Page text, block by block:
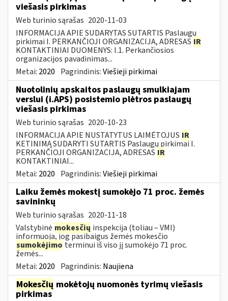
viešasis pirkimas
Web turinio sąrašas 2020-11-03
INFORMACIJA APIE SUDARYTAS SUTARTIS Paslaugų
pirkimai I. PERKANČIOJI ORGANIZACIJA, ADRESAS IR
KONTAKTINIAI DUOMENYS: I.1. Perkančiosios
organizacijos pavadinimas...
Metai: 2020 Pagrindinis:Viešieji pirkimai
Nuotolinių apskaitos paslaugų smulkiajam
verslui (i.APS) posistemio plėtros paslaugų
viešasis pirkimas
Web turinio sąrašas 2020-10-23
INFORMACIJA APIE NUSTATYTUS LAIMĖTOJUS IR
KETINIMĄ SUDARYTI SUTARTIS Paslaugų pirkimai I.
PERKANČIOJI ORGANIZACIJA, ADRESAS IR
KONTAKTINIAI...
Metai: 2020 Pagrindinis:Viešieji pirkimai
Laiku žemės mokestį sumokėjo 71 proc. žemės
savininkų
Web turinio sąrašas 2020-11-18
Valstybinė mokesčių inspekcija (toliau – VMI)
informuoja, jog pasibaigus žemės mokesčio
sumokėjimo terminui iš viso jį sumokėjo 71 proc.
žemės...
Metai: 2020 Pagrindinis: Naujiena
Mokesčių mokėtojų nuomonės tyrimų viešasis
pirkimas